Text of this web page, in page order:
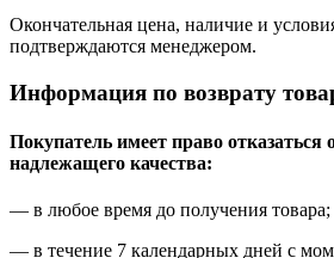
Окончательная цена, наличие и
подтверждаются менеджером.
Информация по возврату
Покупатель имеет право отказаться
надлежащего качества:
— в любое время до получения товара;
— в течение 7 календарных дней с